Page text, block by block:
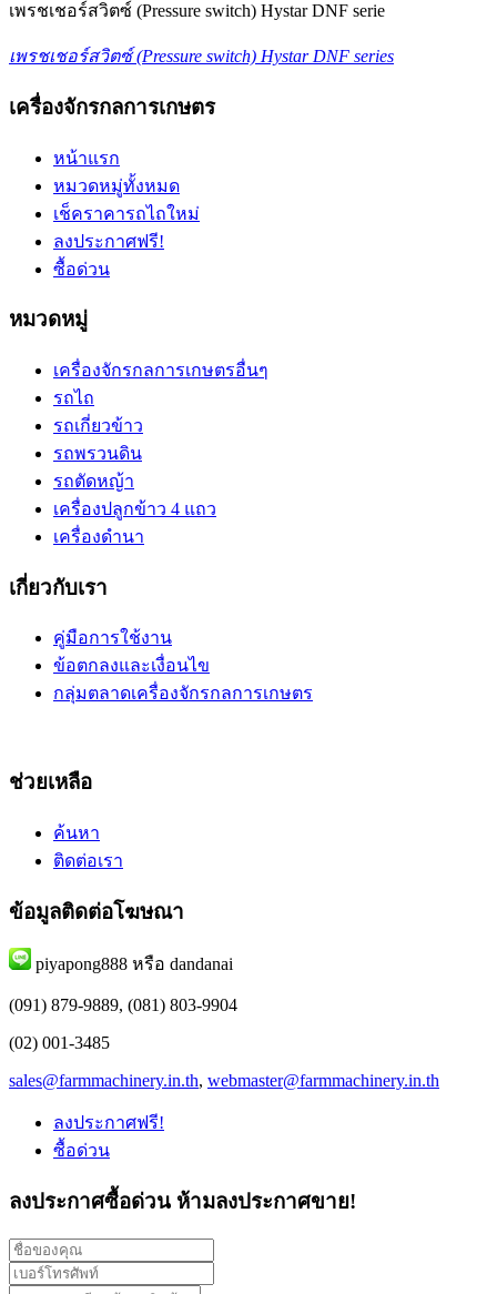
เพรชเชอร์สวิตซ์ (Pressure switch) Hystar DNF serie
เพรชเชอร์สวิตซ์ (Pressure switch) Hystar DNF series
เครื่องจักรกลการเกษตร
หน้าแรก
หมวดหมู่ทั้งหมด
เช็คราคารถไถใหม่
ลงประกาศฟรี!
ซื้อด่วน
หมวดหมู่
เครื่องจักรกลการเกษตรอื่นๆ
รถไถ
รถเกี่ยวข้าว
รถพรวนดิน
รถตัดหญ้า
เครื่องปลูกข้าว 4 แถว
เครื่องดำนา
เกี่ยวกับเรา
คู่มือการใช้งาน
ข้อตกลงและเงื่อนไข
กลุ่มตลาดเครื่องจักรกลการเกษตร
ช่วยเหลือ
ค้นหา
ติดต่อเรา
ข้อมูลติดต่อโฆษณา
piyapong888 หรือ dandanai
(091) 879-9889, (081) 803-9904
(02) 001-3485
sales@farmmachinery.in.th, webmaster@farmmachinery.in.th
ลงประกาศฟรี!
ซื้อด่วน
ลงประกาศซื้อด่วน ห้ามลงประกาศขาย!